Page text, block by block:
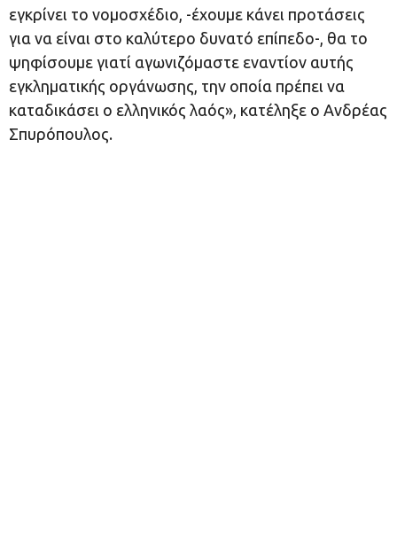
εγκρίνει το νομοσχέδιο, -έχουμε κάνει προτάσεις
για να είναι στο καλύτερο δυνατό επίπεδο-, θα το
ψηφίσουμε γιατί αγωνιζόμαστε εναντίον αυτής
εγκληματικής οργάνωσης, την οποία πρέπει να
καταδικάσει ο ελληνικός λαός», κατέληξε ο Ανδρέας
Σπυρόπουλος.